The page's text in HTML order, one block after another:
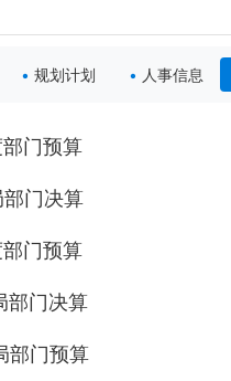
规划计划 人事信息
门预算
门决算
门预算
部门决算
部门预算